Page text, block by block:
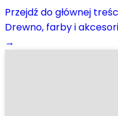
Przejdź do głównej
Drewno, farby i
→